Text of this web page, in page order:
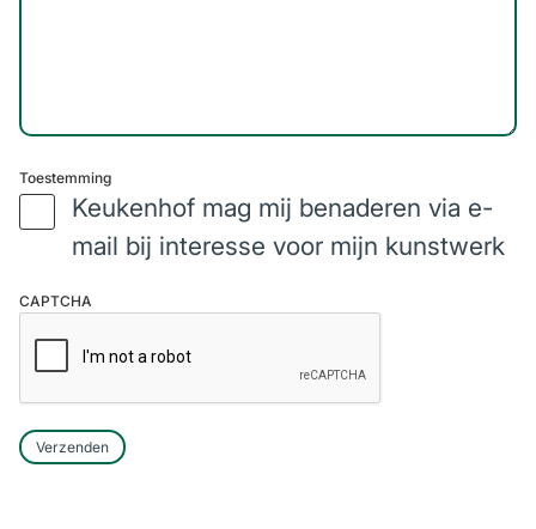
Toestemming
Keukenhof mag mij benaderen via e-
mail bij interesse voor mijn kunstwerk
CAPTCHA
Verzenden